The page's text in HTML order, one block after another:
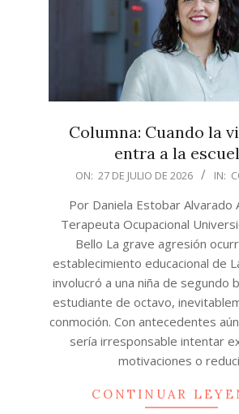
Columna: Cuando la
entra a la
2026-ON: 27 DE JULIO DE 2026 IN:
Por Daniela Estobar Alvarado
Terapeuta Ocupacional
Bello La grave agresión
establecimiento educacional de
involucró a una niña de segundo
estudiante de octavo,
conmoción. Con antecedentes
sería irresponsable intentar
motivaciones o
CONTINUAR